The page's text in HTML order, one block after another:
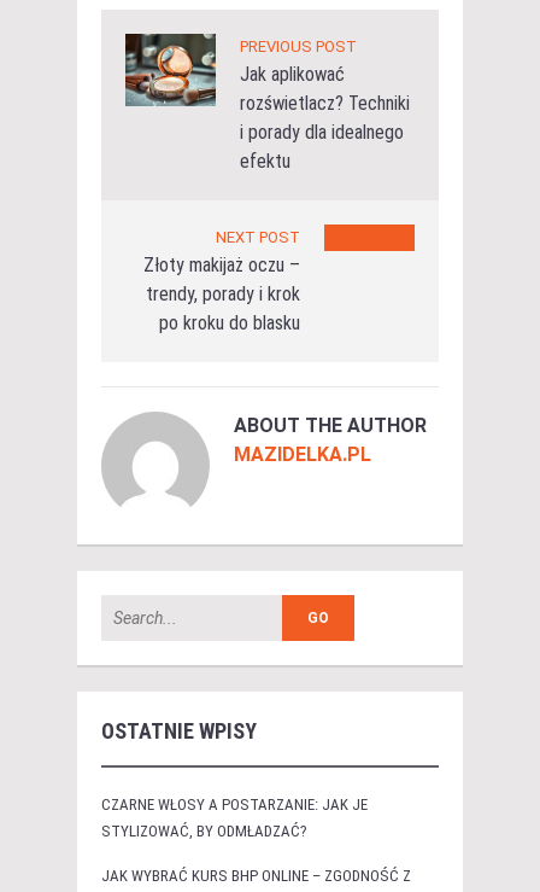
PREVIOUS POST
Jak aplikować
rozświetlacz? Techniki
i porady dla idealnego
efektu
NEXT POST
Złoty makijaż oczu –
trendy, porady i krok
po kroku do blasku
ABOUT THE AUTHOR
MAZIDELKA.PL
OSTATNIE WPISY
CZARNE WŁOSY A POSTARZANIE: JAK JE
STYLIZOWAĆ, BY ODMŁADZAĆ?
JAK WYBRAĆ KURS BHP ONLINE – ZGODNOŚĆ Z